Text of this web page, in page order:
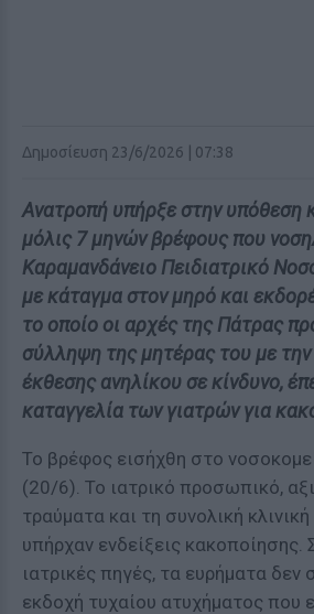
Δημοσίευση 23/6/2026 | 07:38
Ανατροπή υπήρξε στην υπόθεση
μόλις 7 μηνών βρέφους που
Καραμανδάνειο Πειδιατρικό
με κάταγμα στον μηρό και
το οποίο οι αρχές της Πάτρας
σύλληψη της μητέρας του με
έκθεσης ανηλίκου σε κίνδυνο,
καταγγελία των γιατρών για
Το βρέφος εισήχθη στο
(20/6). Το ιατρικό προσωπικό,
τραύματα και τη συνολική κλινική
υπήρχαν ενδείξεις
ιατρικές πηγές, τα ευρήματα δεν
εκδοχή τυχαίου ατυχήματος που